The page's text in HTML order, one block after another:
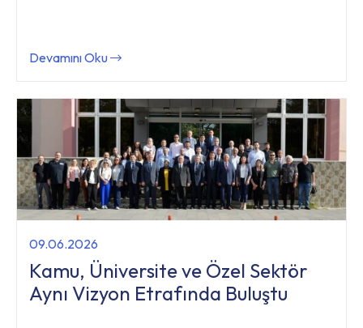
Devamını Oku
09.06.2026
Kamu, Üniversite ve Özel Sektör
Aynı Vizyon Etrafında Buluştu